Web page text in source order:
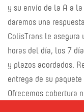
y su envío de la A a
daremos una
ColisTrans le
horas del día, los 7
y plazos acordados.
entrega de su
Ofrecemos cobertura